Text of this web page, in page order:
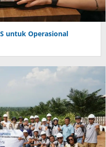
untuk Operasional